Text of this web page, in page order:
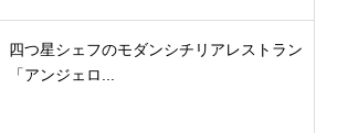
四つ星シェフのモダンシチリアレストラン
「アンジェロ...